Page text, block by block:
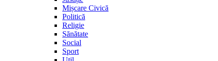
Mișcare Civică
Politică
Religie
Sănătate
Social
Sport